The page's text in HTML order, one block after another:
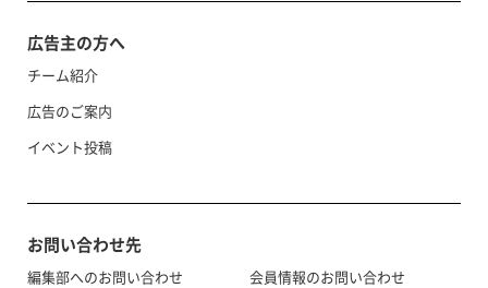
広告主の方へ
チーム紹介
広告のご案内
イベント投稿
お問い合わせ先
編集部へのお問い合わせ
会員情報のお問い合わせ